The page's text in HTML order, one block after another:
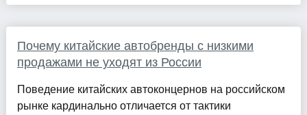
Почему китайские автобренды с низкими
продажами не уходят из России
Поведение китайских автоконцернов на российском
рынке кардинально отличается от тактики